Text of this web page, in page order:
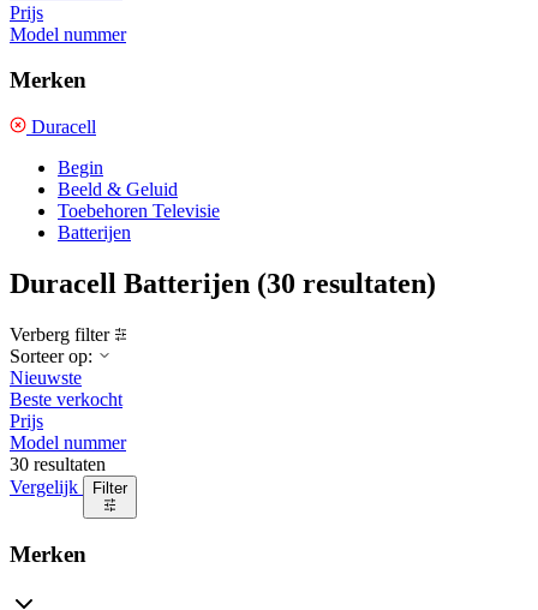
Prijs
Model nummer
Merken
Duracell
Begin
Beeld & Geluid
Toebehoren Televisie
Batterijen
Duracell Batterijen (30 resultaten)
Verberg filter
Sorteer op:
Nieuwste
Beste verkocht
Prijs
Model nummer
30 resultaten
Vergelijk
Filter
Merken